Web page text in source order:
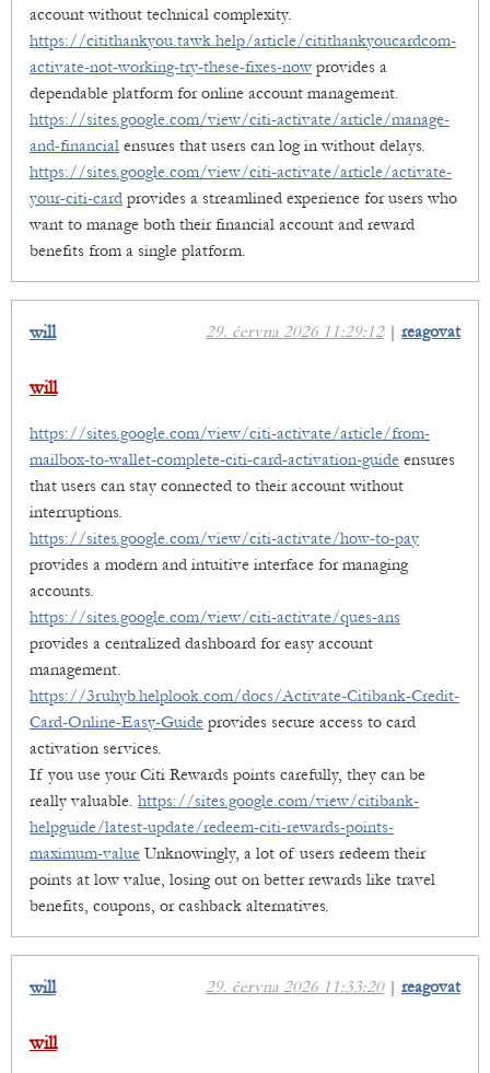
account without technical complexity.
https://citithankyou.tawk.help/article/citithankyoucardcom-
activate-not-working-try-these-fixes-now provides a
dependable platform for online account management.
https://sites.google.com/view/citi-activate/article/manage-
and-financial ensures that users can log in without delays.
https://sites.google.com/view/citi-activate/article/activate-
your-citi-card provides a streamlined experience for users who
want to manage both their financial account and reward
benefits from a single platform.
29. června 2026 11:29:12| reagovat
will
will
https://sites.google.com/view/citi-activate/article/from-
mailbox-to-wallet-complete-citi-card-activation-guide ensures
that users can stay connected to their account without
interruptions.
https://sites.google.com/view/citi-activate/how-to-pay
provides a modern and intuitive interface for managing
accounts.
https://sites.google.com/view/citi-activate/ques-ans
provides a centralized dashboard for easy account
management.
https://3ruhyb.helplook.com/docs/Activate-Citibank-Credit-
Card-Online-Easy-Guide provides secure access to card
activation services.
If you use your Citi Rewards points carefully, they can be
really valuable. https://sites.google.com/view/citibank-
helpguide/latest-update/redeem-citi-rewards-points-
maximum-value Unknowingly, a lot of users redeem their
points at low value, losing out on better rewards like travel
benefits, coupons, or cashback alternatives.
29. června 2026 11:33:20| reagovat
will
will